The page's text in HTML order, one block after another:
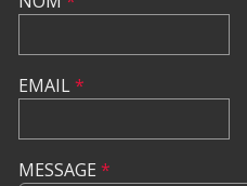
EMAIL*
MESSAGE *